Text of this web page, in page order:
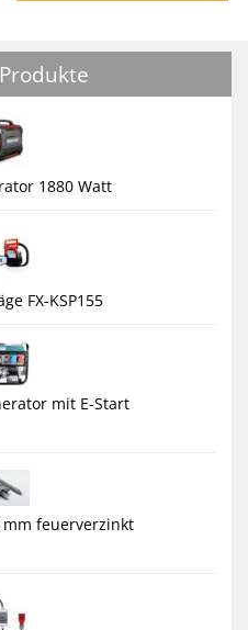
1880 Watt
FX-KSP155
mit E-Start
feuerverzinkt